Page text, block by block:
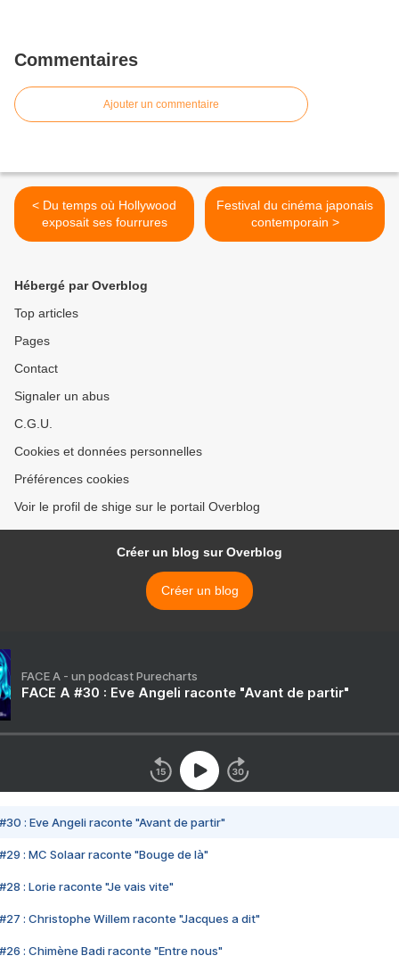
Commentaires
Ajouter un commentaire
< Du temps où Hollywood
exposait ses fourrures
Festival du cinéma japonais
contemporain >
Hébergé par Overblog
Top articles
Pages
Contact
Signaler un abus
C.G.U.
Cookies et données personnelles
Préférences cookies
Voir le profil de shige sur le portail Overblog
Créer un blog sur Overblog
Créer un blog
FACE A - un podcast Purecharts
FACE A #30 : Eve Angeli raconte "Avant de partir"
#30 : Eve Angeli raconte "Avant de partir"
#29 : MC Solaar raconte "Bouge de là"
#28 : Lorie raconte "Je vais vite"
#27 : Christophe Willem raconte "Jacques a dit"
#26 : Chimène Badi raconte "Entre nous"